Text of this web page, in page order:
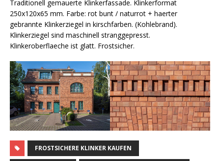
Traditionell gemauerte Klinkerfassade. Klinkerformat
250x120x65 mm. Farbe: rot bunt / naturrot + haerter
gebrannte Klinkerziegel in kirschfarben. (Kohlebrand).
Klinkerziegel sind maschinell stranggepresst.
Klinkeroberflaeche ist glatt. Frostsicher.
FROSTSICHERE KLINKER KAUFEN